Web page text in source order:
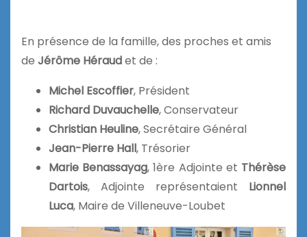
En présence de la famille, des proches et amis
de Jérôme Héraudet de :
Michel Escoffier, Président
Richard Duvauchelle, Conservateur
Christian Heuline, Secrétaire Général
Jean-Pierre Hall, Trésorier
Marie Benassayag, 1ère Adjointe et Thérèse
Dartois, Adjointe représentaient Lionnel
Luca, Maire de Villeneuve-Loubet